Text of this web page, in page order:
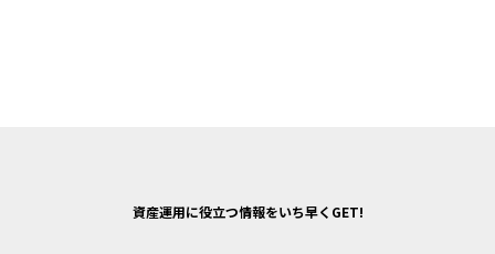
資産運用に役立つ情報をいち早くGET!